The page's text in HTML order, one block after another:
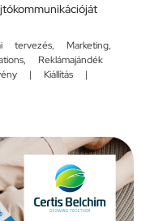
tervezés, Marketing,
, Reklámajándék
| Kiállítás |